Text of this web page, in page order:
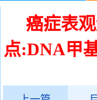
癌症表
点:DNA甲